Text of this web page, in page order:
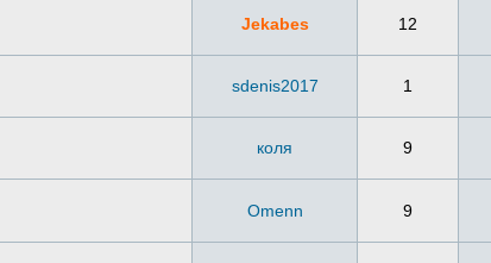
Jekabes 12
sdenis2017 1
коля 9
Omenn 9